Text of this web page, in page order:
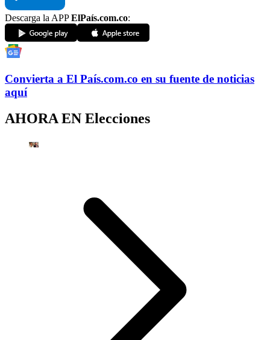
Descarga la APPElPaís.com.co:
Convierta a El País.com.co en su fuente de noticias
aquí
AHORA EN Elecciones